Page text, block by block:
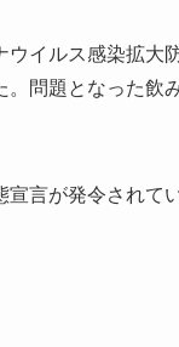
ウイルス感染拡大
。問題となった飲
宣言が発令されて